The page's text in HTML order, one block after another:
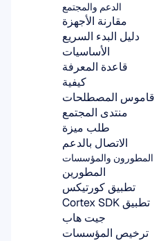
الدعم والمجتمع
مقارنة الأجهزة
دليل البدء السريع
الأساسيات
قاعدة المعرفة
كيفية
قاموس المصطلحات
منتدى المجتمع
طلب ميزة
الاتصال بالدعم
المطورون والمؤسسات
المطورين
تطبيق كورتيكس
تطبيق Cortex SDK
جيت هاب
ترخيص المؤسسات